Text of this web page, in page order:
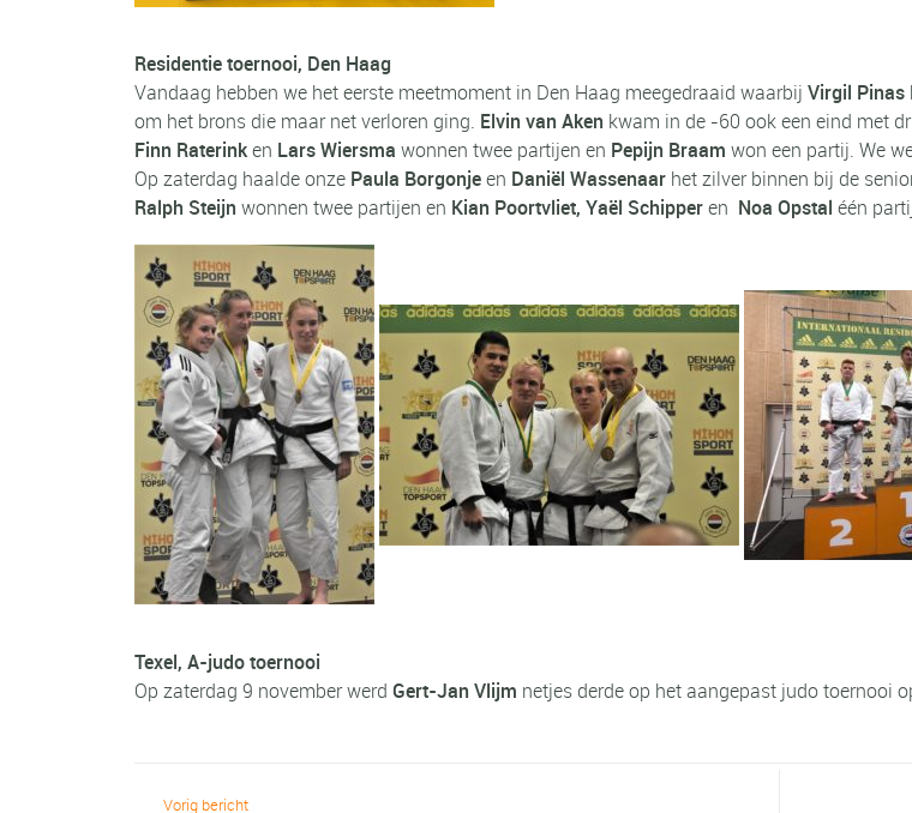
Residentie toernooi, Den Haag
Vandaag hebben we het eerste meetmoment in Den Haag meegedraaid waarbij Virgil Pinas
om het brons die maar net verloren ging. Elvin van Aken kwam in de -60 ook een eind met
Finn Raterinken Lars Wiersma wonnen twee partijen en Pepijn Braam won een partij. We
Op zaterdag haalde onze Paula Borgonjeen Daniël Wassenaar het zilver binnen bij de
Ralph Steijn wonnen twee partijen en Kian Poortvliet, Yaël Schipperen Noa Opstal één
Texel, A-judo toernooi
Op zaterdag 9 november werd Gert-Jan Vlijm netjes derde op het aangepast judo toernooi
Vorig bericht